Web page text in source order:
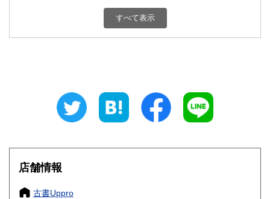
1,100円 富山県
1,100円 三重県
大阪府
奈良県
すべて表示
店舗情報
古書Uppro